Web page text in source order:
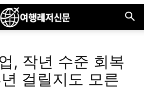
, 작년 수준 회복
걸릴지도 모른